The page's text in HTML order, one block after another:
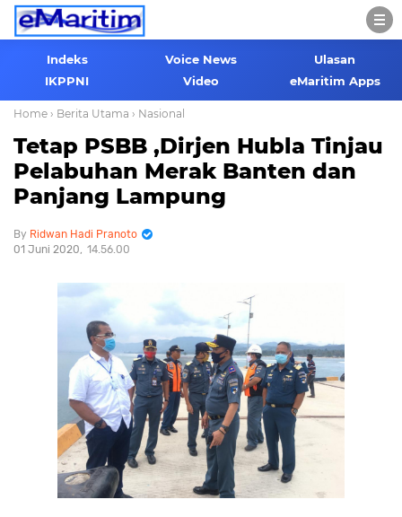
Indeks Voice News
Ulasan
IKPPNI
Video eMaritim Apps
Home › Berita Utama › Nasional
Tetap PSBB ,Dirjen Hubla Tinjau
Pelabuhan Merak Banten dan
Panjang Lampung
Ridwan Hadi Pranoto
01 Juni 2020
14.56.00